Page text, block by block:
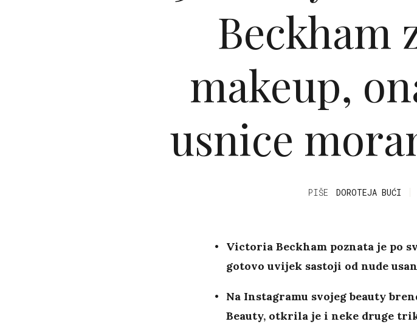
Beckham
makeup,
usnice
PIŠE DOROTEJA BUĆI
Victoria Beckham poznata je po
gotovo uvijek sastoji od nude
Na Instagramu svojeg beauty
Beauty, otkrila je i neke druge